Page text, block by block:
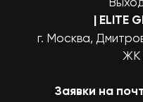
| ELITE
г. Москва,
ЖК
Заявки на